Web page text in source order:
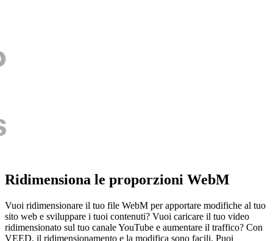
Ridimensiona le proporzioni WebM
Vuoi ridimensionare il tuo file WebM per apportare modifiche al tuo
sito web e sviluppare i tuoi contenuti? Vuoi caricare il tuo video
ridimensionato sul tuo canale YouTube e aumentare il traffico? Con
VEED, il ridimensionamento e la modifica sono facili. Puoi